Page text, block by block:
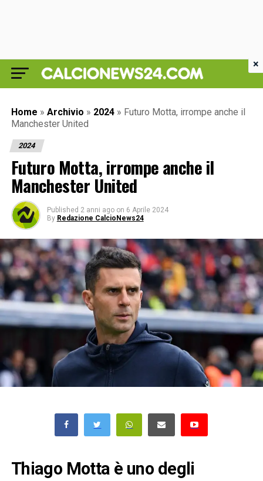
Home » Archivio » 2024 » Futuro Motta, irrompe anche il
Manchester United
2024
Futuro Motta, irrompe anche il
Manchester United
Published 2 anni ago on 6 Aprile 2024
By Redazione CalcioNews24
Thiago Motta è uno degli
×